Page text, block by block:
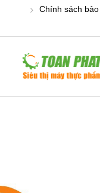
Chính sách